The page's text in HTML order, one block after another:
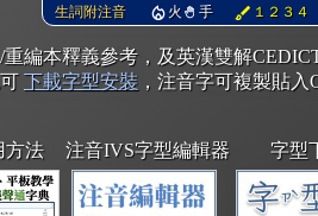
生詞附注音 火 手 １２３４
重編本釋義參考，及英漢雙解
下載字型安裝 ，注音字可複製貼
方法 注音IVS字型編輯器 字型